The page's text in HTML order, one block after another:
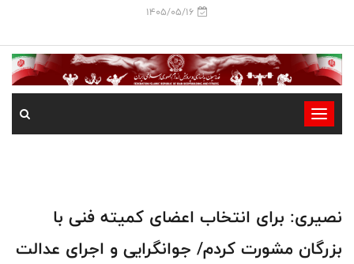
1405/05/16
-
-
-
نصیری: برای انتخاب اعضای کمیته فنی با
بزرگان مشورت کردم/ جوانگرایی و اجرای عدالت